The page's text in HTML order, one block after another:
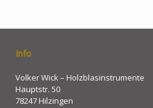
Info
Volker Wick – Holzblasinstrumente
Hauptstr. 50
78247 Hilzingen